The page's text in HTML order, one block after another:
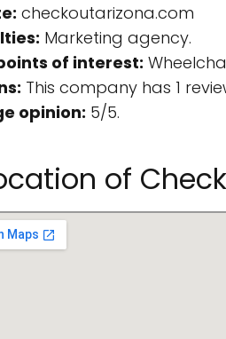
checkoutarizona.com
Marketing agency.
of interest:
This company has 1
opinion: 5/5.
of